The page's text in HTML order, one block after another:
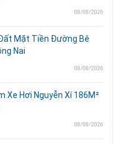
08/08/2026
Mặt Tiền Đường Bê
Nai
08/08/2026
Xe Hơi Nguyễn Xí 186M²
08/08/2026